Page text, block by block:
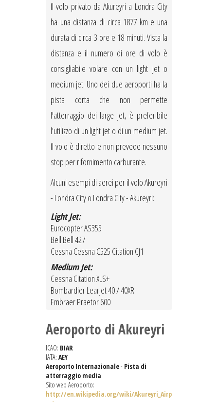
Il volo privato da Akureyri a Londra City
ha una distanza di circa 1877 km e una
durata di circa 3 ore e 18 minuti. Vista la
distanza e il numero di ore di volo è
consigliabile volare con un light jet o
medium jet. Uno dei due aeroporti ha la
pista corta che non permette
l'atterraggio dei large jet, è preferibile
l'utilizzo di un light jet o di un medium jet.
Il volo è diretto e non prevede nessuno
stop per rifornimento carburante.
Alcuni esempi di aerei per il volo Akureyri
- Londra City o Londra City - Akureyri:
Light Jet:
Eurocopter AS355
Bell Bell 427
Cessna Cessna C525 Citation CJ1
Medium Jet:
Cessna Citation XLS+
Bombardier Learjet 40 / 40XR
Embraer Praetor 600
Aeroporto di Akureyri
ICAO: BIAR
IATA: AEY
Aeroporto Internazionale- Pista di
atterraggio media
Sito web Aeroporto:
http://en.wikipedia.org/wiki/Akureyri_Airp